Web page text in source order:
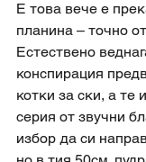
Е това вече е
планина – точно
Естествено
конспирация
котки за ски, а те
серия от звучни
избор да си